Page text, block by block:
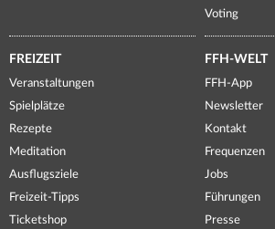
Voting
FREIZEIT
Veranstaltungen
Spielplätze
Rezepte
Meditation
Ausflugsziele
Freizeit-Tipps
Ticketshop
FFH-WELT
FFH-App
Newsletter
Kontakt
Frequenzen
Jobs
Führungen
Presse